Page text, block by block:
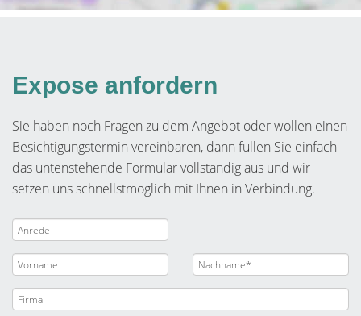
Expose anfordern
Sie haben noch Fragen zu dem Angebot oder wollen einen
Besichtigungstermin vereinbaren, dann füllen Sie einfach
das untenstehende Formular vollständig aus und wir
setzen uns schnellstmöglich mit Ihnen in Verbindung.